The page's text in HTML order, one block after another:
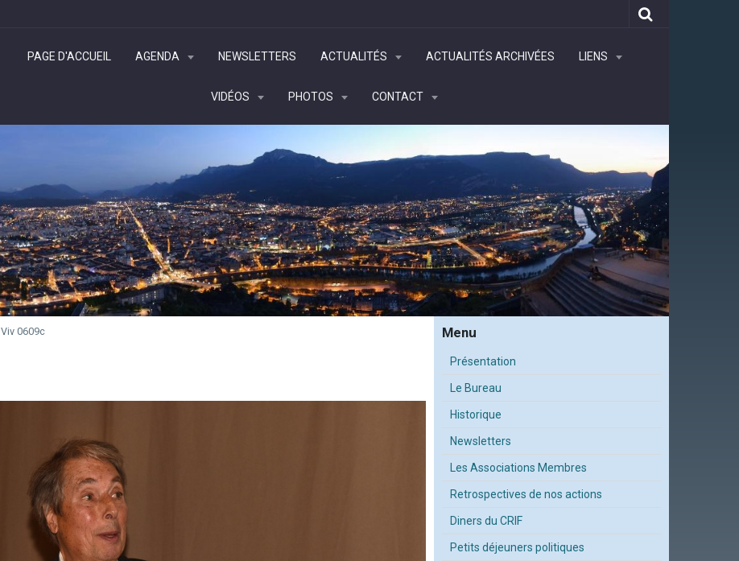
PAGE D'ACCUEIL AGENDA NEWSLETTERS ACTUALITÉS ACTUALITÉS ARCHIVÉES LIENS
VIDÉOS PHOTOS CONTACT
Viv 0609c Menu
Présentation
Le Bureau
Historique
Newsletters
Les Associations Membres
Retrospectives de nos actions
Diners du CRIF
Petits déjeuners politiques